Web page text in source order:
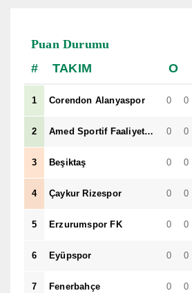
Puan Durumu
TAKIM
O
1 Corendon Alanyaspor 0 0
2 Amed Sportif Faaliyetler 0 0
3 Beşiktaş 0 0
4 Çaykur Rizespor 0 0
5 Erzurumspor FK 0 0
6 Eyüpspor 0 0
7 Fenerbahçe 0 0